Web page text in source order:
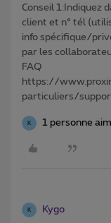
Conseil 1:Indiquez
client et n° tél
info spécifique/
par les
FAQ
https://
particuliers/
K 1 personne
K Kygo